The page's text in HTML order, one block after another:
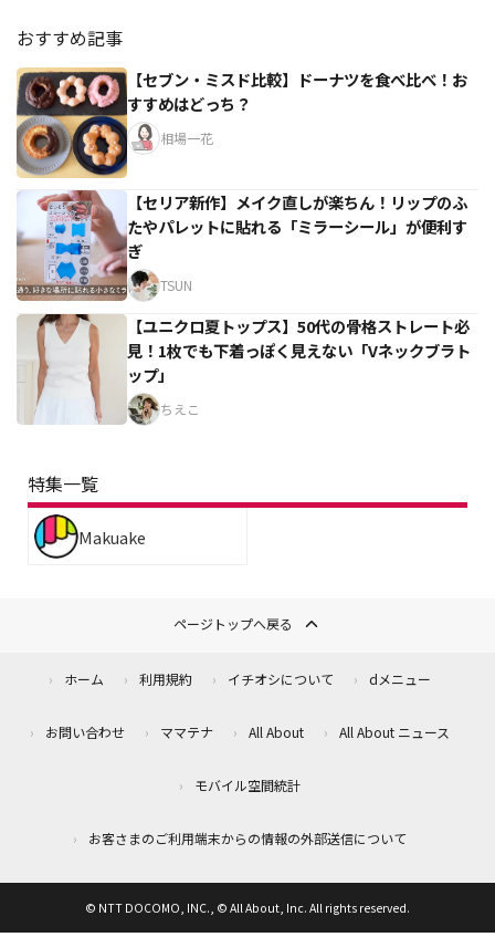
おすすめ記事
【セブン・ミスド比較】ドーナツを食べ比べ！お
すすめはどっち？
相場一花
【セリア新作】メイク直しが楽ちん！リップのふ
たやパレットに貼れる「ミラーシール」が便利す
ぎ
TSUN
【ユニクロ夏トップス】50代の骨格ストレート必
見！1枚でも下着っぽく見えない「Vネックブラト
ップ」
ちえこ
特集一覧
Makuake
ページトップへ戻る
ホーム 利用規約 イチオシについて dメニュー
お問い合わせ ママテナ All About All About ニュース
モバイル空間統計
お客さまのご利用端末からの情報の外部送信について
© NTT DOCOMO, INC., © All About, Inc. All rights reserved.